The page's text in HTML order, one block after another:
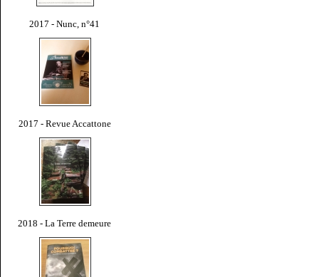
2017 - Nunc, n°41
2017 - Revue Accattone
2018 - La Terre demeure